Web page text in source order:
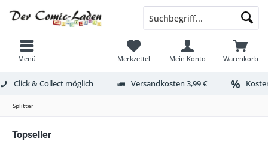
Menü Warenkorb
Merkzettel Mein Konto
Click & Collect möglich Versandkosten 3,99 €
Splitter
Topseller